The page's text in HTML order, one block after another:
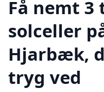
Få nemt 3
solceller
Hjarbæk,
tryg ved